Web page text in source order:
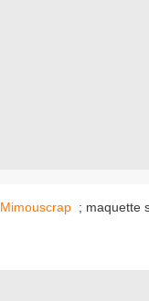
Mimouscrap ; maquette